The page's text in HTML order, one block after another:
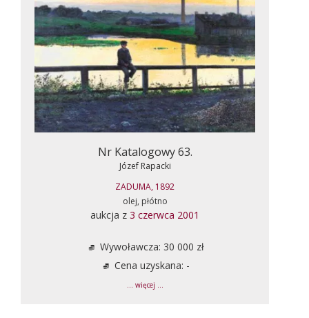
Nr Katalogowy 63.
Józef Rapacki
ZADUMA, 1892
olej, płótno
aukcja z 3 czerwca 2001
Wywoławcza: 30 000 zł
Cena uzyskana: -
... więcej ...